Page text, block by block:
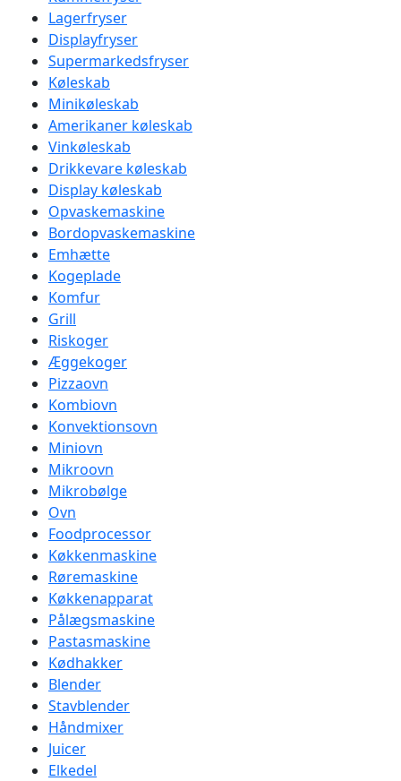
Lagerfryser
Displayfryser
Supermarkedsfryser
Køleskab
Minikøleskab
Amerikaner køleskab
Vinkøleskab
Drikkevare køleskab
Display køleskab
Opvaskemaskine
Bordopvaskemaskine
Emhætte
Kogeplade
Komfur
Grill
Riskoger
Æggekoger
Pizzaovn
Kombiovn
Konvektionsovn
Miniovn
Mikroovn
Mikrobølge
Ovn
Foodprocessor
Køkkenmaskine
Røremaskine
Køkkenapparat
Pålægsmaskine
Pastasmaskine
Kødhakker
Blender
Stavblender
Håndmixer
Juicer
Elkedel